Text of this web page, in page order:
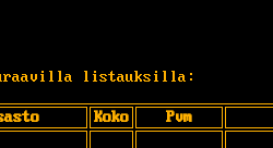
listauksilla:
Koko Pvm